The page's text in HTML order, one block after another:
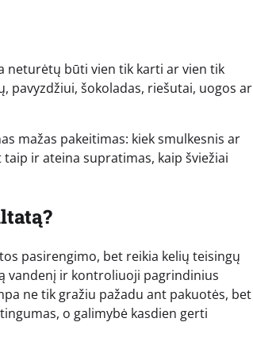
neturėtų būti vien tik karti ar vien tik
pavyzdžiui, šokoladas, riešutai, uogos ar
mažas pakeitimas: kiek smulkesnis ar
ir ateina supratimas, kaip šviežiai
pasirengimo, bet reikia kelių teisingų
vandenį ir kontroliuoji pagrindinius
ne tik gražiu pažadu ant pakuotės, bet
o galimybė kasdien gerti